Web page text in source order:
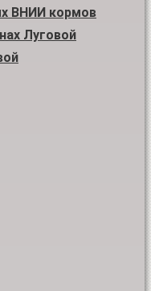
ВНИИ кормов
Луговой